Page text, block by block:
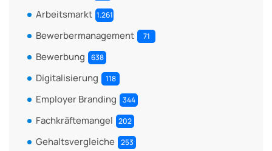
Arbeitsmarkt 1.261
Bewerbermanagement 71
Bewerbung 638
Digitalisierung 118
Employer Branding 344
Fachkräftemangel 202
Gehaltsvergleiche 253